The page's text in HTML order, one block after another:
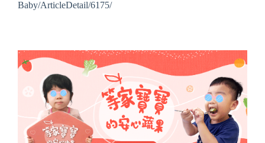
Baby/ArticleDetail/6175/